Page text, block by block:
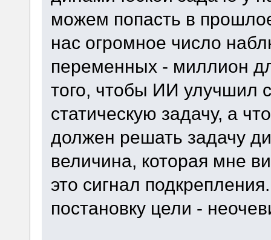
можем попасть в
нас огромное число
переменных - миллион
того, чтобы ИИ улучшил
статическую задачу, а
должен решать задачу
величина, которая мне
это сигнал
постановку цели -